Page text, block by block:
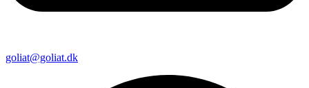
goliat@goliat.dk